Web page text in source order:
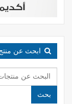
ابحث عن
البحث
عن:
بحث